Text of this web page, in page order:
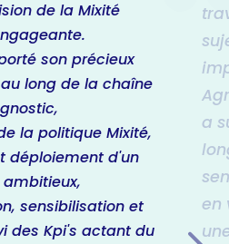
de la Mixité
son précieux
long de la chaîne
la politique Mixité,
déploiement d'un
sensibilisation et
des Kpi's actant du
a
en